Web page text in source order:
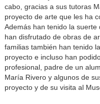
cabo, gracias a sus tutoras
proyecto de arte que les ha
Además han tenido la
han disfrutado de obras de
familias también han tenido
proyecto e incluso han
profesional, padre de un
María Rivero y algunos de
proyecto y de su visita al